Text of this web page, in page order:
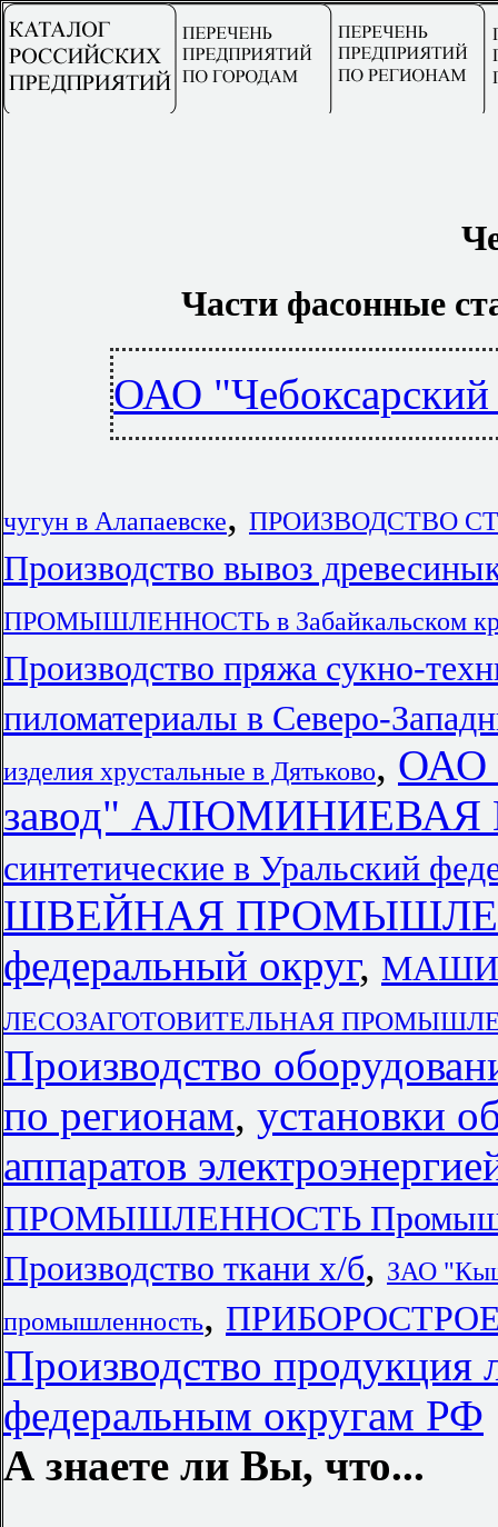
Части фасонные
ОАО "Чебоксарский
чугун в Алапаевске, ПРОИЗВОДСТВО
Производство вывоз
ПРОМЫШЛЕННОСТЬ в Забайкальском
Производство пряжа сукно-
пиломатериалы в Северо-
изделия хрустальные в Дятьково, ОАО
завод"
синтетические в Уральский
ШВЕЙНАЯ
федеральный округ,
ЛЕСОЗАГОТОВИТЕЛЬНАЯ
Производство
по регионам, установки
аппаратов
ПРОМЫШЛЕННОСТЬ
Производство ткани х/б, ЗАО
промышленность,
Производство продукция
федеральным округам РФ
А знаете ли Вы, что...